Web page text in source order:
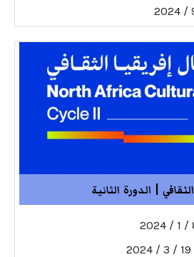
| الدورة الثانية
8
19 / 3 / 2024